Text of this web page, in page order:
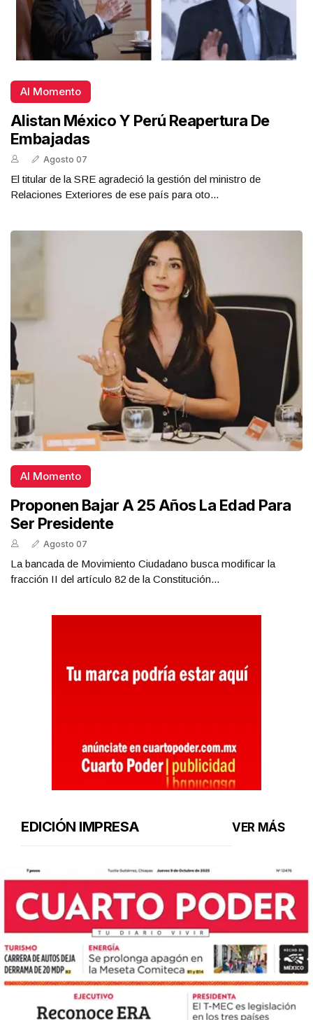
Al Momento
Alistan México Y Perú Reapertura De
Embajadas
Agosto 07
El titular de la SRE agradeció la gestión del ministro de
Relaciones Exteriores de ese país para oto...
Al Momento
Proponen Bajar A 25 Años La Edad Para
Ser Presidente
Agosto 07
La bancada de Movimiento Ciudadano busca modificar la
fracción II del artículo 82 de la Constitución...
EDICIÓN IMPRESA VER MÁS